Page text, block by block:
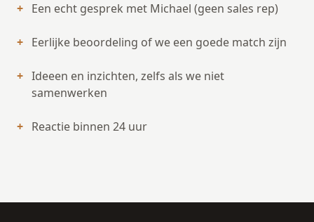
+ Een echt gesprek met Michael (geen sales rep)
+ Eerlijke beoordeling of we een goede match zijn
+ Ideeen en inzichten, zelfs als we niet
samenwerken
+ Reactie binnen 24 uur